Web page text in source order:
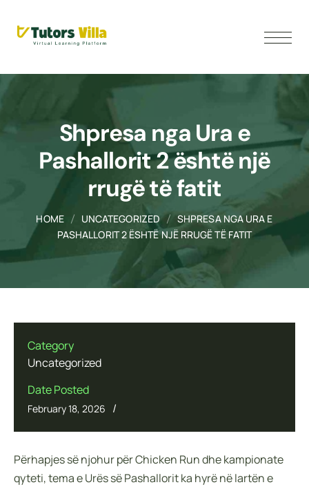
Shpresa nga Ura e
Pashallorit 2 është një
rrugë të fatit
HOME UNCATEGORIZED
SHPRESA NGA URA E
PASHALLORIT 2 ËSHTË NJË RRUGË TË FATIT
Category
Uncategorized
Date Posted
February 18, 2026 /
Përhapjes së njohur për Chicken Run dhe kampionate
qyteti, tema e Urës së Pashallorit ka hyrë në lartën e